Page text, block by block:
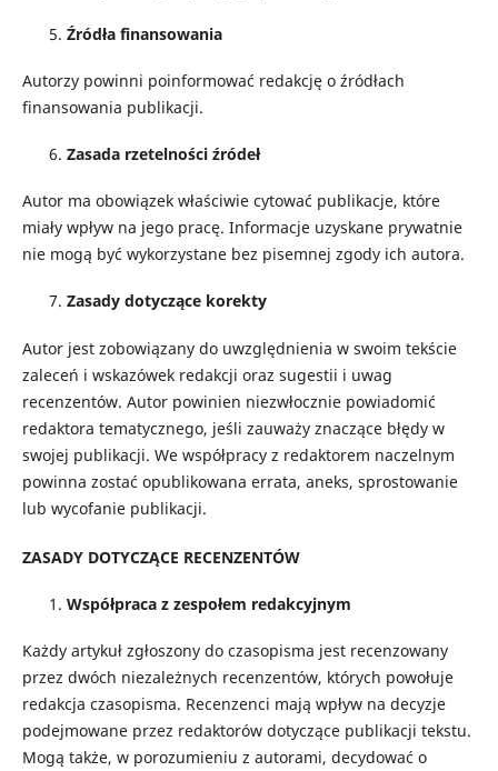
Źródła finansowania
Autorzy powinni poinformować redakcję o źródłach
finansowania publikacji.
Zasada rzetelności źródeł
Autor ma obowiązek właściwie cytować publikacje, które
miały wpływ na jego pracę. Informacje uzyskane prywatnie
nie mogą być wykorzystane bez pisemnej zgody ich autora.
Zasady dotyczące korekty
Autor jest zobowiązany do uwzględnienia w swoim tekście
zaleceń i wskazówek redakcji oraz sugestii i uwag
recenzentów. Autor powinien niezwłocznie powiadomić
redaktora tematycznego, jeśli zauważy znaczące błędy w
swojej publikacji. We współpracy z redaktorem naczelnym
powinna zostać opublikowana errata, aneks, sprostowanie
lub wycofanie publikacji.
ZASADY DOTYCZĄCE RECENZENTÓW
Współpraca z zespołem redakcyjnym
Każdy artykuł zgłoszony do czasopisma jest recenzowany
przez dwóch niezależnych recenzentów, których powołuje
redakcja czasopisma. Recenzenci mają wpływ na decyzje
podejmowane przez redaktorów dotyczące publikacji tekstu.
Mogą także, w porozumieniu z autorami, decydować o